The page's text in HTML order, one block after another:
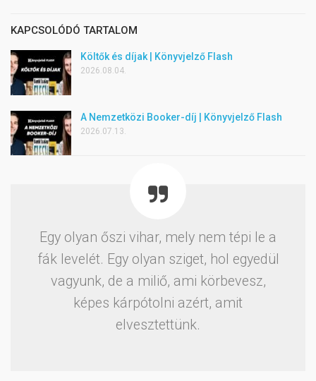
KAPCSOLÓDÓ TARTALOM
Költők és díjak | Könyvjelző Flash
2026.08.04.
A Nemzetközi Booker-díj | Könyvjelző Flash
2026.07.13.
Egy olyan őszi vihar, mely nem tépi le a
fák levelét. Egy olyan sziget, hol egyedül
vagyunk, de a miliő, ami körbevesz,
képes kárpótolni azért, amit
elvesztettünk.